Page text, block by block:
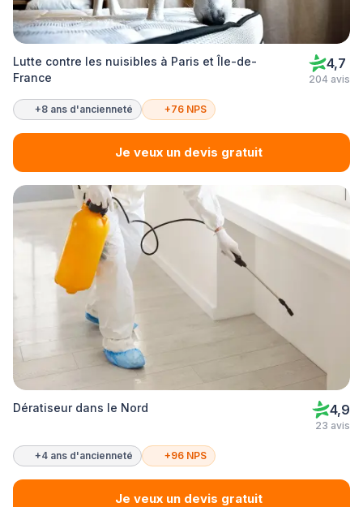
Lutte contre les nuisibles à Paris et Île-de-
France
4,7
204 avis
+8 ans d'ancienneté +76 NPS
Je veux un devis gratuit
Dératiseur dans le Nord 4,9
23 avis
+4 ans d'ancienneté +96 NPS
Je veux un devis gratuit